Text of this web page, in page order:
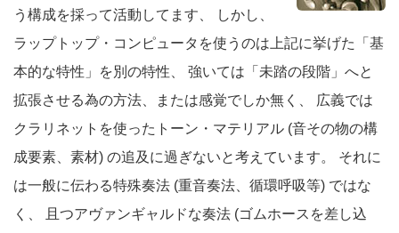
う構成を採って活動してます、 しかし、
ラップトップ・コンピュータを使うのは上記に挙げた「基
本的な特性」を別の特性、 強いては「未踏の段階」へと
拡張させる為の方法、または感覚でしか無く、 広義では
クラリネットを使ったトーン・マテリアル (音その物の構
成要素、素材) の追及に過ぎないと考えています。 それに
は一般に伝わる特殊奏法 (重音奏法、循環呼吸等) ではな
く、 且つアヴァンギャルドな奏法 (ゴムホースを差し込